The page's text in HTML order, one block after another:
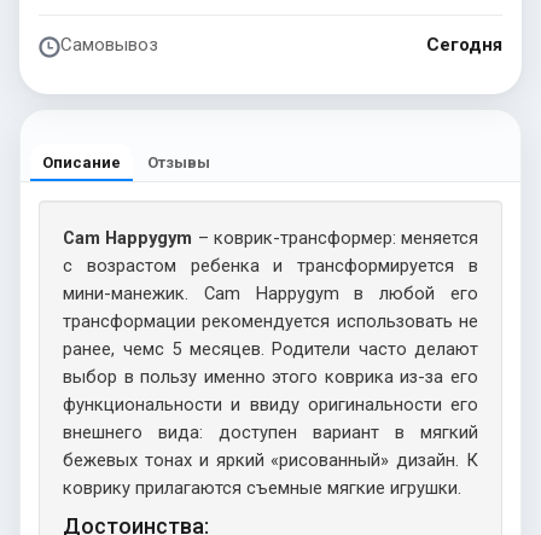
Самовывоз Сегодня
Описание Отзывы
Cam Happygym – коврик-трансформер: меняется
с возрастом ребенка и трансформируется в
мини-манежик. Cam Happygym в любой его
трансформации рекомендуется использовать не
ранее, чемс 5 месяцев. Родители часто делают
выбор в пользу именно этого коврика из-за его
функциональности и ввиду оригинальности его
внешнего вида: доступен вариант в мягкий
бежевых тонах и яркий «рисованный» дизайн. К
коврику прилагаются съемные мягкие игрушки.
Достоинства: